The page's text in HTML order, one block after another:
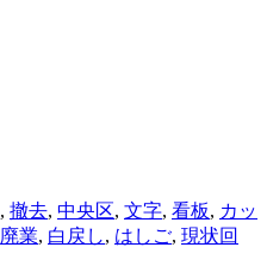
, 撤去, 中央区, 文字, 看板, カッ
廃業, 白戻し, はしご, 現状回